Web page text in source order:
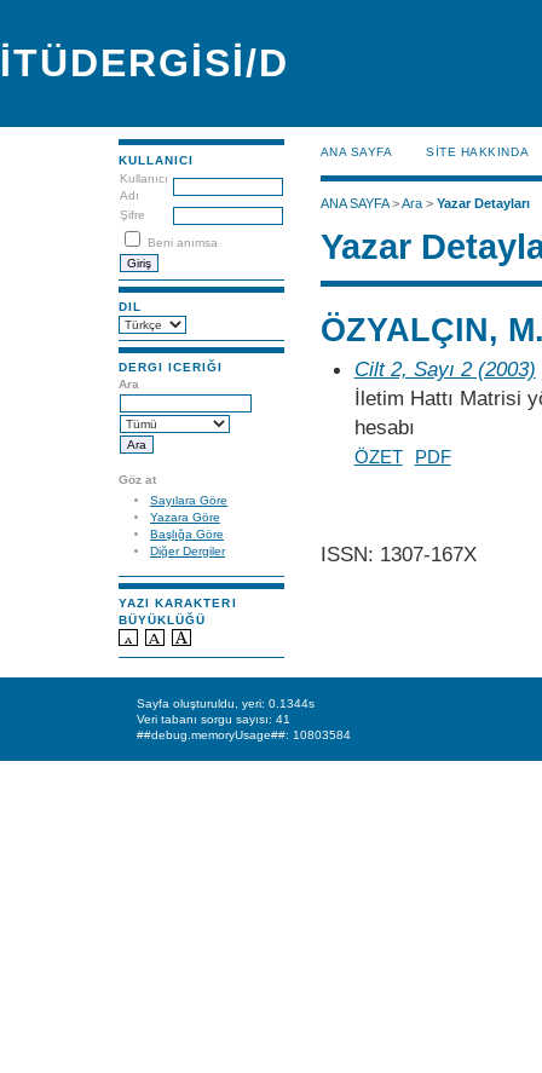
İTÜDERGİSİ/D
KULLANICI
Kullanıcı
Adı
Şifre
Beni anımsa
DIL
DERGI ICERIĞI
Ara
Göz at
Sayılara Göre
Yazara Göre
Başlığa Göre
Diğer Dergiler
YAZI KARAKTERI
BÜYÜKLÜĞÜ
ANA SAYFA SİTE HAKKINDA
ANA SAYFA>Ara> Yazar Detayları
Yazar
ÖZYALÇIN,
Cilt 2, Sayı 2 (2003)
İletim Hattı Matrisi
hesabı
ÖZET PDF
ISSN: 1307-167X
Sayfa oluşturuldu, yeri: 0.1344s
Veri tabanı sorgu sayısı: 41
##debug.memoryUsage##: 10803584